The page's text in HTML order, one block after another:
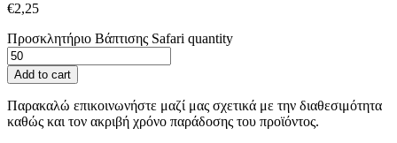
€2,25
Προσκλητήριο Βάπτισης Safari quantity
Add to cart
Παρακαλώ επικοινωνήστε μαζί μας σχετικά με την διαθεσιμότητα
καθώς και τον ακριβή χρόνο παράδοσης του προϊόντος.